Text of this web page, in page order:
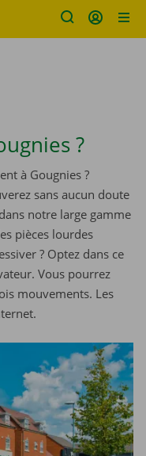
?
à Gougnies ?
sans aucun doute
notre large gamme
pièces lourdes
? Optez dans ce
Vous pourrez
mouvements. Les